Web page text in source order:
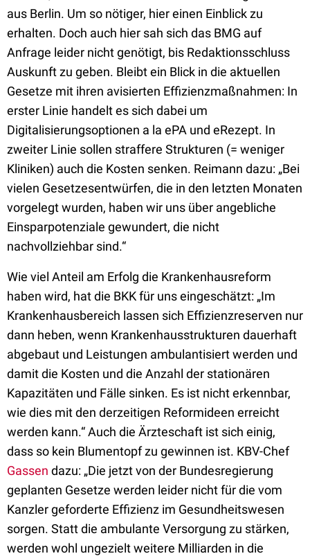
aus Berlin. Um so nötiger, hier einen Einblick zu
erhalten. Doch auch hier sah sich das BMG auf
Anfrage leider nicht genötigt, bis Redaktionsschluss
Auskunft zu geben. Bleibt ein Blick in die aktuellen
Gesetze mit ihren avisierten Effizienzmaßnahmen: In
erster Linie handelt es sich dabei um
Digitalisierungsoptionen a la ePA und eRezept. In
zweiter Linie sollen straffere Strukturen (= weniger
Kliniken) auch die Kosten senken. Reimann dazu: „Bei
vielen Gesetzesentwürfen, die in den letzten Monaten
vorgelegt wurden, haben wir uns über angebliche
Einsparpotenziale gewundert, die nicht
nachvollziehbar sind.“
Wie viel Anteil am Erfolg die Krankenhausreform
haben wird, hat die BKK für uns eingeschätzt: „Im
Krankenhausbereich lassen sich Effizienzreserven nur
dann heben, wenn Krankenhausstrukturen dauerhaft
abgebaut und Leistungen ambulantisiert werden und
damit die Kosten und die Anzahl der stationären
Kapazitäten und Fälle sinken. Es ist nicht erkennbar,
wie dies mit den derzeitigen Reformideen erreicht
werden kann.“ Auch die Ärzteschaft ist sich einig,
dass so kein Blumentopf zu gewinnen ist. KBV-Chef
Gassen dazu: „Die jetzt von der Bundesregierung
geplanten Gesetze werden leider nicht für die vom
Kanzler geforderte Effizienz im Gesundheitswesen
sorgen. Statt die ambulante Versorgung zu stärken,
werden wohl ungezielt weitere Milliarden in die